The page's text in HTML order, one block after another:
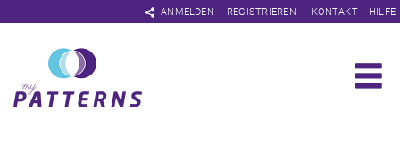
ANMELDEN
Navigation
überspringen
REGISTRIEREN KONTAKT HILFE